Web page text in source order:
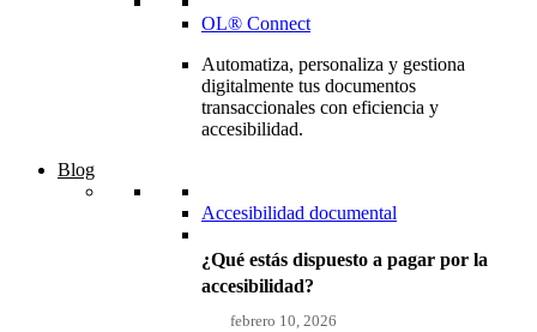
OL® Connect
Automatiza, personaliza y gestiona
digitalmente tus documentos
transaccionales con eficiencia y
accesibilidad.
Blog
Accesibilidad documental
¿Qué estás dispuesto a pagar por la
accesibilidad?
febrero 10, 2026